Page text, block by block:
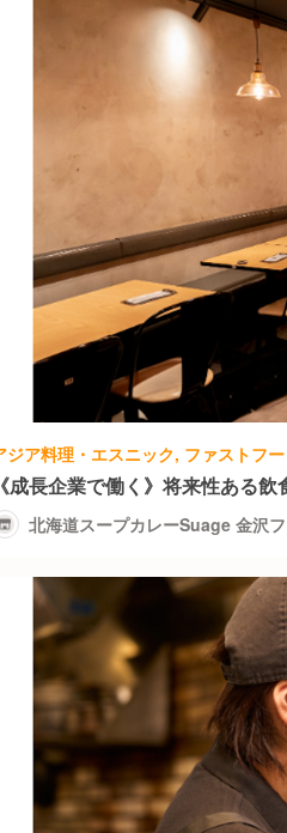
《成長企業で働く》将来性ある飲
北海道スープカレーSuage 金沢